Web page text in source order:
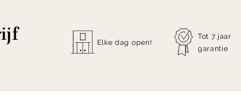
Elke dag open!
Tot 7 jaar
garantie